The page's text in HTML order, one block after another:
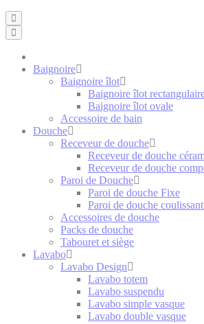
Baignoire
Baignoire îlot
Baignoire îlot
Baignoire îlot ovale
Accessoire de bain
Douche
Receveur de douche
Receveur de douche
Receveur de douche
Paroi de Douche
Paroi de douche Fixe
Paroi de douche
Accessoires de douche
Packs de douche
Tabouret et siège
Lavabo
Lavabo Design
Lavabo totem
Lavabo suspendu
Lavabo simple vasque
Lavabo double vasque